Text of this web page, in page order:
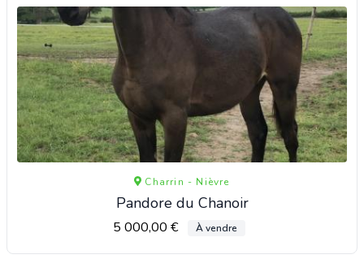
Charrin - Nièvre
Pandore du Chanoir
5 000,00 € À vendre